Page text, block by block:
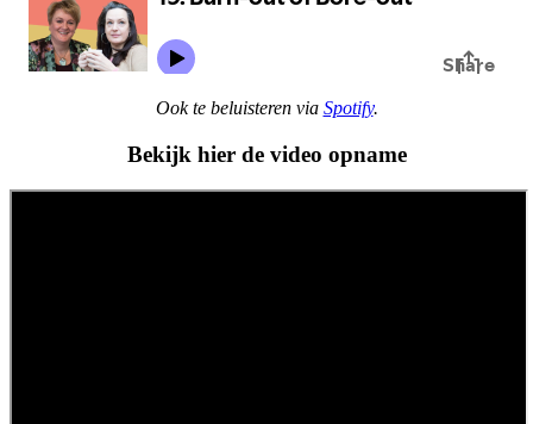
Ook te beluisteren via Spotify.
Bekijk hier de video opname